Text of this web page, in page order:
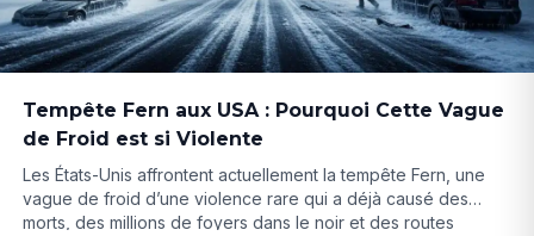
Tempête Fern aux USA : Pourquoi Cette Vague
de Froid est si Violente
Les États-Unis affrontent actuellement la tempête Fern, une
vague de froid d’une violence rare qui a déjà causé des
morts, des millions de foyers dans le noir et des routes